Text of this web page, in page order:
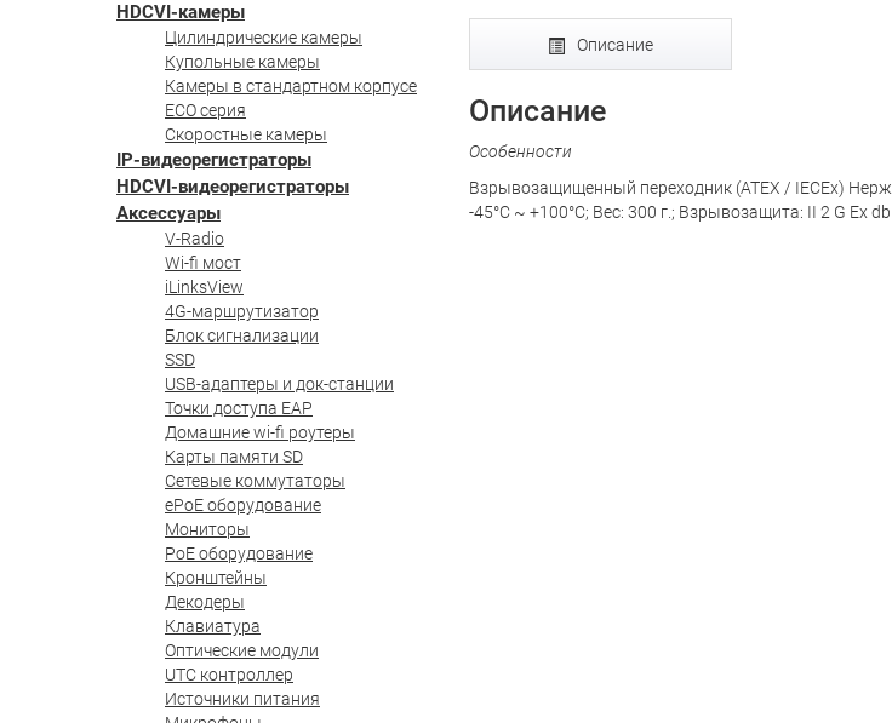
HDCVI-камеры
Цилиндрические камеры
Купольные камеры
Камеры в стандартном корпусе
ECO серия
Скоростные камеры
IP-видеорегистраторы
HDCVI-видеорегистраторы
Аксессуары
V-Radio
Wi-fi мост
iLinksView
4G-маршрутизатор
Блок сигнализации
SSD
USB-адаптеры и док-станции
Точки доступа EAP
Домашние wi-fi роутеры
Карты памяти SD
Сетевые коммутаторы
ePoE оборудование
Мониторы
PoE оборудование
Кронштейны
Декодеры
Клавиатура
Оптические модули
UTC контроллер
Источники питания
Описание
Описание
Особенности
Взрывозащищенный переходник (ATEX / IECEx)
-45°C ~ +100°C; Вес: 300 г.; Взрывозащита: II 2 G Ex